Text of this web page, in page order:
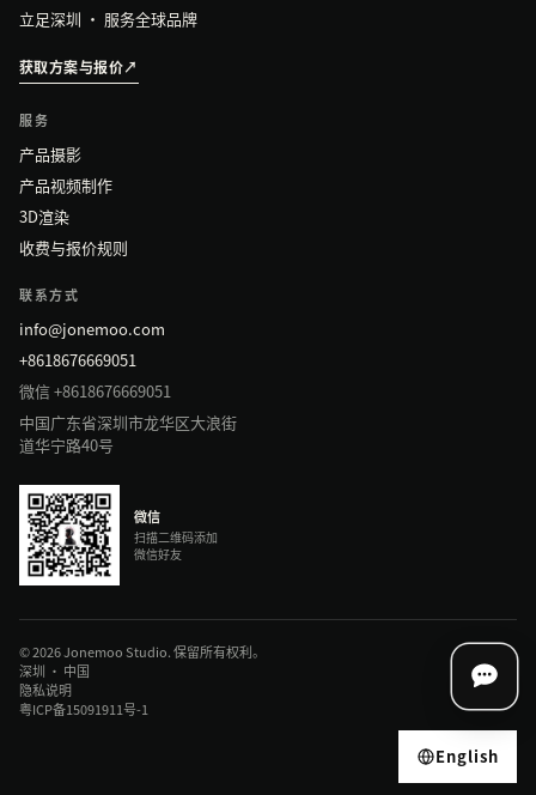
English
立足深圳 · 服务全球品牌
获取方案与报价↗
服务
产品摄影
产品视频制作
3D渲染
收费与报价规则
联系方式
info@jonemoo.com
+8618676669051
微信 +8618676669051
中国广东省深圳市龙华区大浪街
道华宁路40号
微信
扫描二维码添加
微信好友
© 2026 Jonemoo Studio. 保留所有权利。
深圳 · 中国
隐私说明
粤ICP备15091911号-1